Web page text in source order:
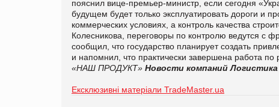
пояснил вице-премьер-министр, если сегодня
будущем будет только эксплуатировать дороги и
коммерческих условиях, а контроль качества
Колесникова, переговоры по контролю ведутся с
сообщил, что государство планирует создать
и напомнил, что практически завершена работа по
«НАШ ПРОДУКТ» Новости компаний Логистика
Ексклюзивні матеріали TradeMaster.ua